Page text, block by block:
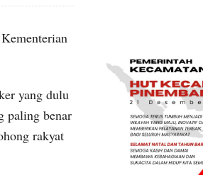
yang dulu
paling benar
rakyat